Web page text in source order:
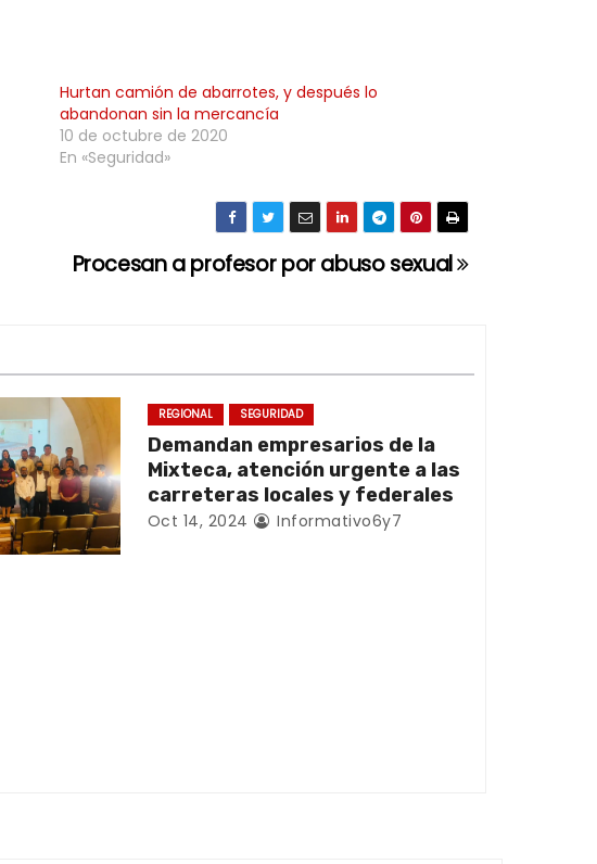
Hurtan camión de abarrotes, y después lo
abandonan sin la mercancía
10 de octubre de 2020
En «Seguridad»
Procesan a profesor por abuso sexual
REGIONAL SEGURIDAD
Demandan empresarios de la
Mixteca, atención urgente a las
carreteras locales y federales
Oct 14, 2024 Informativo6y7